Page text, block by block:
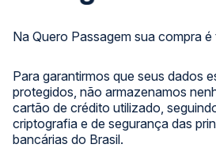
Na Quero Passagem sua compra
Para garantirmos que seus dados
protegidos, não armazenamos
cartão de crédito utilizado,
criptografia e de segurança das
bancárias do Brasil.